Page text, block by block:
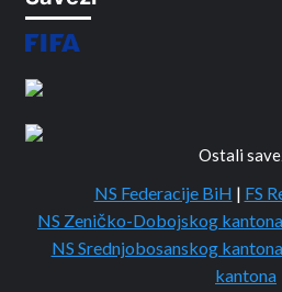
Ostali
NS Federacije BiH | FS
NS Zeničko-Dobojskog kantona
NS Srednjobosanskog kantona
kantona